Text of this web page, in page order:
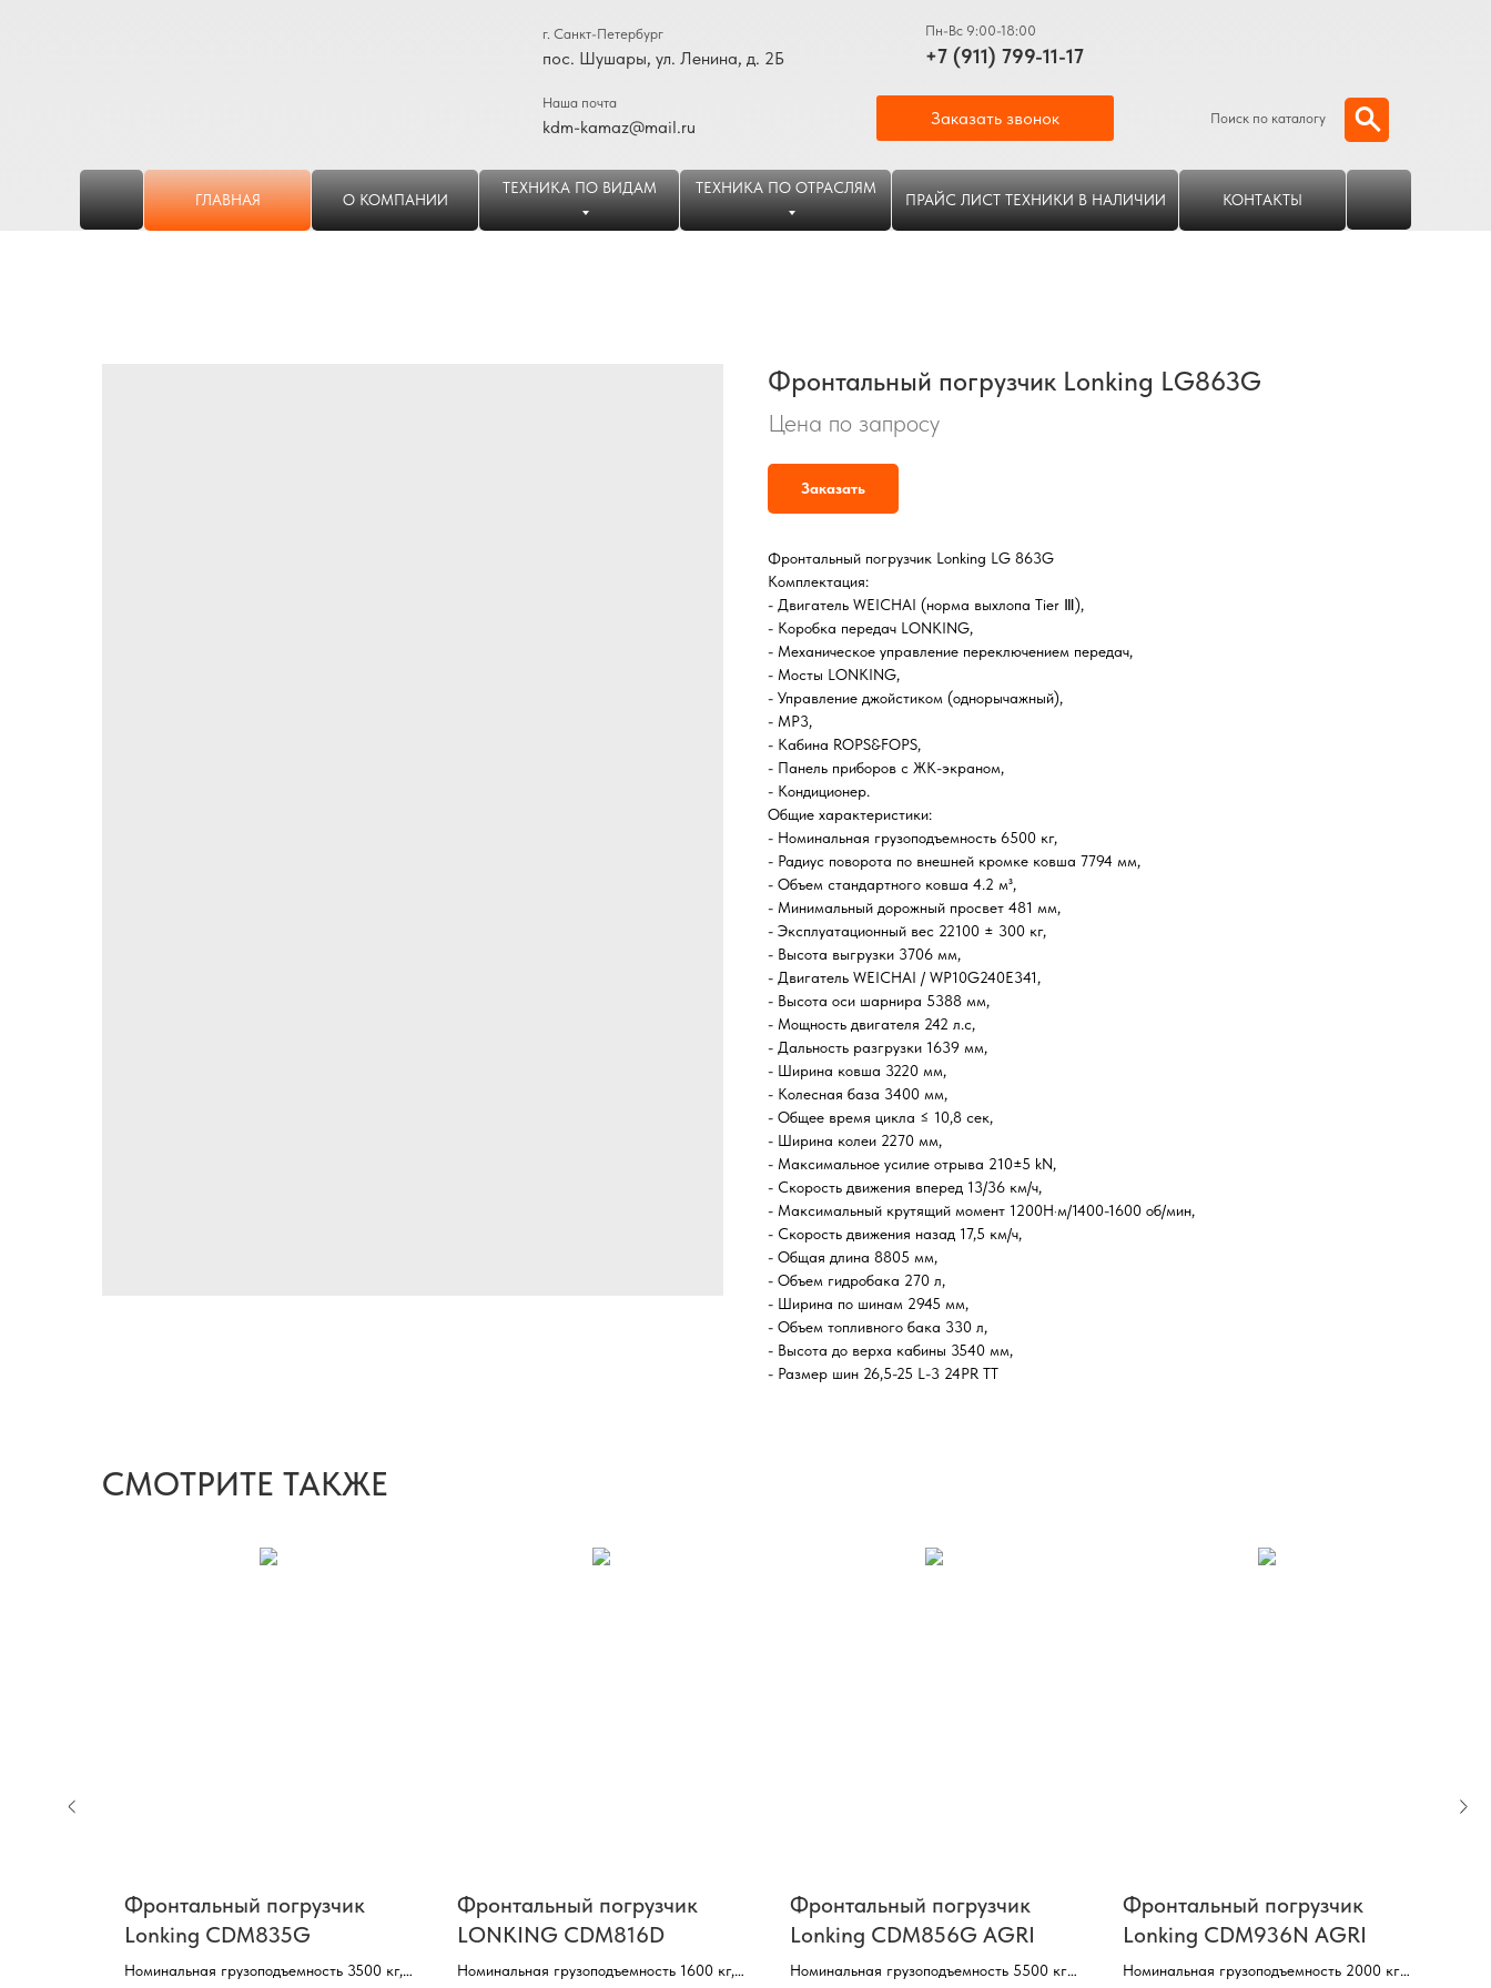
+7 (911) 799-11-17
Пн-Вс 9:00-18:00
kdm-kamaz@mail.ru
Наша почта
Заказать звонок Поиск по каталогу
пос. Шушары, ул. Ленина, д. 2Б
г. Санкт-Петербург
ГЛАВНАЯ О КОМПАНИИ
ТЕХНИКА ПО ВИДАМ ТЕХНИКА ПО ОТРАСЛЯМ
ПРАЙС ЛИСТ ТЕХНИКИ В НАЛИЧИИ КОНТАКТЫ
Фронтальный погрузчик Lonking LG863G
Цена по запросу
Заказать
Фронтальный погрузчик Lonking LG 863G
Комплектация:
- Двигатель WEICHAI (норма выхлопа Tier Ⅲ),
- Коробка передач LONKING,
- Механическое управление переключением передач,
- Мосты LONKING,
- Управление джойстиком (однорычажный),
- MP3,
- Кабина ROPS&FOPS,
- Панель приборов с ЖК-экраном,
- Кондиционер.
Общие характеристики:
- Номинальная грузоподъемность 6500 кг,
- Радиус поворота по внешней кромке ковша 7794 мм,
- Объем стандартного ковша 4.2 м³,
- Минимальный дорожный просвет 481 мм,
- Эксплуатационный вес 22100 ± 300 кг,
- Высота выгрузки 3706 мм,
- Двигатель WEICHAI / WP10G240E341,
- Высота оси шарнира 5388 мм,
- Мощность двигателя 242 л.с,
- Дальность разгрузки 1639 мм,
- Ширина ковша 3220 мм,
- Колесная база 3400 мм,
- Общее время цикла ≤ 10,8 сек,
- Ширина колеи 2270 мм,
- Максимальное усилие отрыва 210±5 kN,
- Скорость движения вперед 13/36 км/ч,
- Максимальный крутящий момент 1200Н·м/1400-1600 об/мин,
- Скорость движения назад 17,5 км/ч,
- Общая длина 8805 мм,
- Объем гидробака 270 л,
- Ширина по шинам 2945 мм,
- Объем топливного бака 330 л,
- Высота до верха кабины 3540 мм,
- Размер шин 26,5-25 L-3 24PR TT
СМОТРИТЕ ТАКЖЕ
Фронтальный погрузчик
Lonking CDM835G
Номинальная грузоподъемность 3500 кг,
Фронтальный погрузчик
LONKING CDM816D
Номинальная грузоподъемность 1600 кг,
Фронтальный погрузчик
Lonking CDM856G AGRI
Номинальная грузоподъемность 5500 кг,
Фронтальный погрузчик
Lonking CDM936N AGRI
Номинальная грузоподъемность 2000 кг,